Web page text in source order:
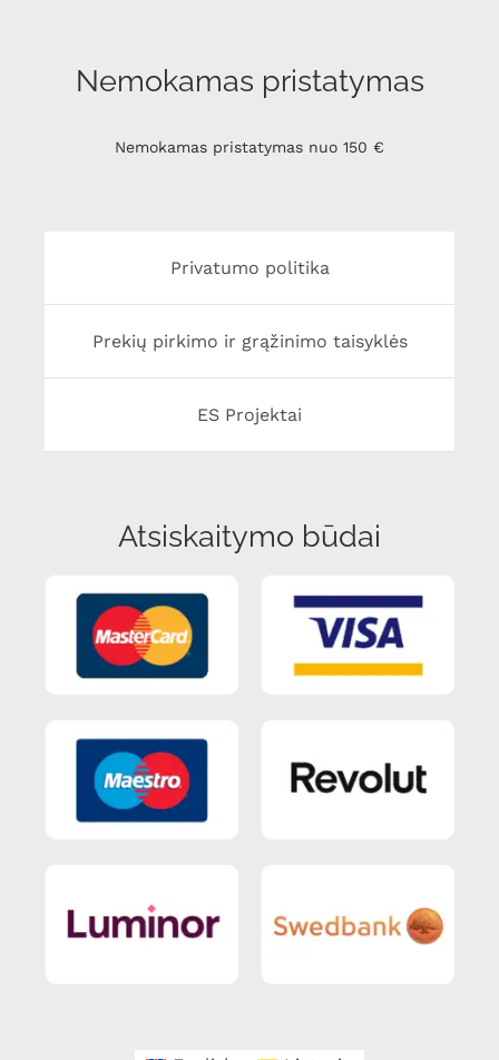
Nemokamas pristatymas
Nemokamas pristatymas nuo 150 €
Privatumo politika
Prekių pirkimo ir grąžinimo taisyklės
ES Projektai
Atsiskaitymo būdai